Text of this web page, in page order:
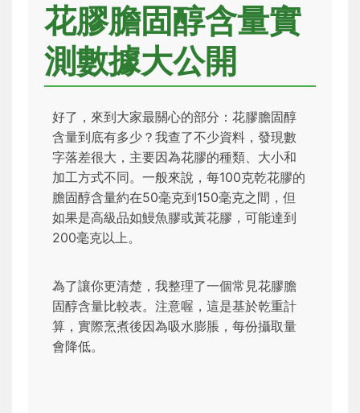
花膠膽固醇含量實
測數據大公開
好了，來到大家最關心的部分：花膠膽固醇
含量到底有多少？我查了不少資料，發現數
字落差很大，主要因為花膠的種類、大小和
加工方式不同。一般來說，每100克乾花膠的
膽固醇含量約在50毫克到150毫克之間，但
如果是高級品如鰻魚膠或黃花膠，可能達到
200毫克以上。
為了讓你更清楚，我整理了一個常見花膠膽
固醇含量比較表。注意喔，這是基於乾重計
算，實際烹煮後因為吸水膨脹，每份攝取量
會降低。